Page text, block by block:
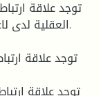
العقلية لدى